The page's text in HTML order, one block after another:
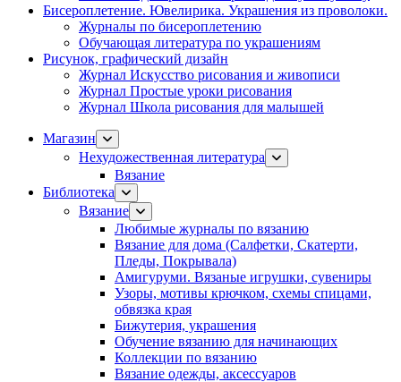
Бисероплетение. Ювелирика. Украшения из проволоки.
Журналы по бисероплетению
Обучающая литература по украшениям
Рисунок, графический дизайн
Журнал Искусство рисования и живописи
Журнал Простые уроки рисования
Журнал Школа рисования для малышей
Магазин
Нехудожественная литература
Вязание
Библиотека
Вязание
Любимые журналы по вязанию
Вязание для дома (Салфетки, Скатерти,
Пледы, Покрывала)
Амигуруми. Вязаные игрушки, сувениры
Узоры, мотивы крючком, схемы спицами,
обвязка края
Бижутерия, украшения
Обучение вязанию для начинающих
Коллекции по вязанию
Вязание одежды, аксессуаров